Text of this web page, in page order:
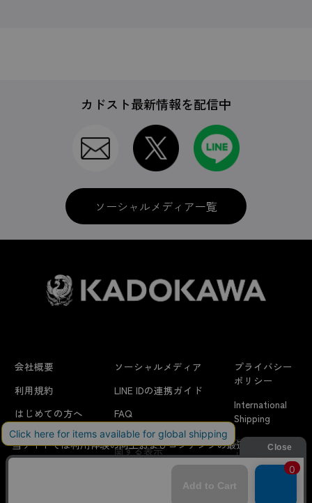
よくあるお問い合わせ
カドスト最新情報を配信中
ソーシャルメディア一覧
会社概要
利用規約
はじめての方へ
ソーシャルメディア
LINE IDの連携ガイド
FAQ
特定商取引法に
関する表示
プライバシー
ポリシー
International
Shipping
お問い合わせ/
リクエスト
当サイトでは利用体験の向上およびコンテンツの最適な提供、ト
ラフィックの分析を目的としてCookieを使用しています。
サイトの閲覧を継続された場合、Cookieの利用に同意したことも